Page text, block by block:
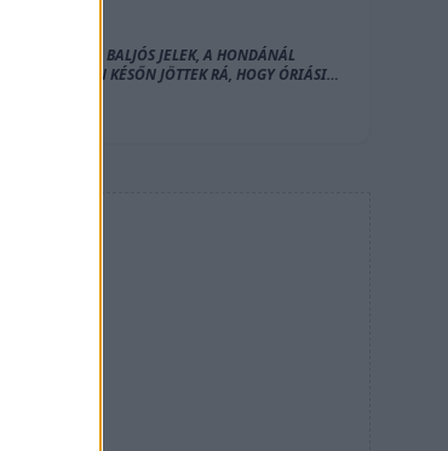
HIÁBA A BALJÓS JELEK, A HONDÁNÁL
NAGYON KÉSŐN JÖTTEK RÁ, HOGY ÓRIÁSI A